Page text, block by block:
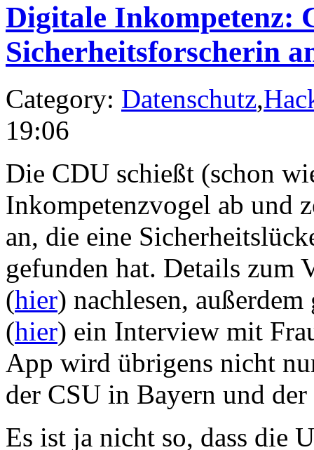
Digitale Inkompetenz:
Sicherheitsforscherin
Category: Datenschutz,
19:06
Die CDU schießt (schon
Inkompetenzvogel ab und
an, die eine
gefunden hat. Details zum
(hier) nachlesen,
(hier) ein Interview mit
App wird übrigens nicht
der CSU in Bayern und
Es ist ja nicht so, dass die